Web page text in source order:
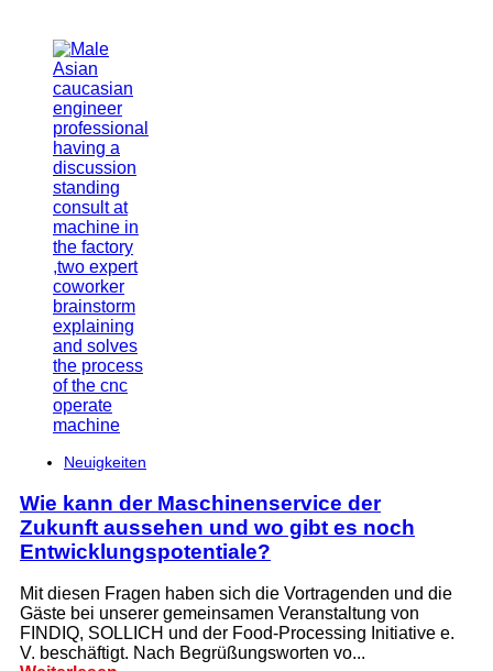
Neuigkeiten
Wie kann der Maschinenservice der
Zukunft aussehen und wo gibt es noch
Entwicklungspotentiale?
Mit diesen Fragen haben sich die Vortragenden und die
Gäste bei unserer gemeinsamen Veranstaltung von
FINDIQ, SOLLICH und der Food-Processing Initiative e.
V. beschäftigt. Nach Begrüßungsworten vo...